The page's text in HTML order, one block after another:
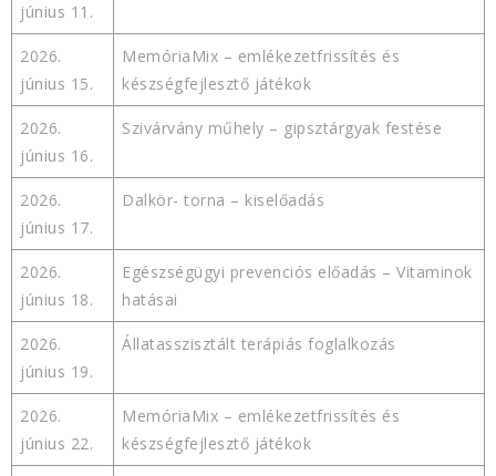
június 11.
2026.
június 15.
MemóriaMix – emlékezetfrissítés és
készségfejlesztő játékok
2026.
június 16.
Szivárvány műhely – gipsztárgyak festése
2026.
június 17.
Dalkör- torna – kiselőadás
2026.
június 18.
Egészségügyi prevenciós előadás – Vitaminok
hatásai
2026.
június 19.
Állatasszisztált terápiás foglalkozás
2026.
június 22.
MemóriaMix – emlékezetfrissítés és
készségfejlesztő játékok